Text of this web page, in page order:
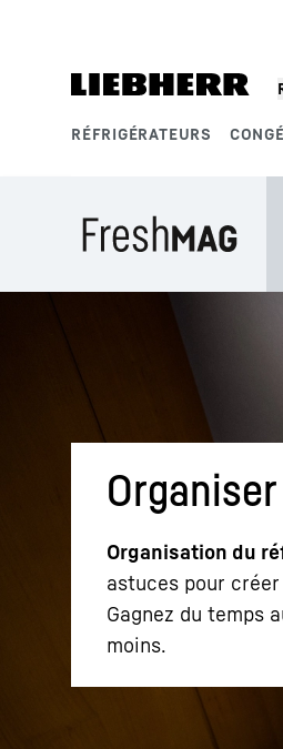
RÉFRIGÉRATEURS
En savoir plus sur
Organisation du
astuces pour
Gagnez du temps
moins.